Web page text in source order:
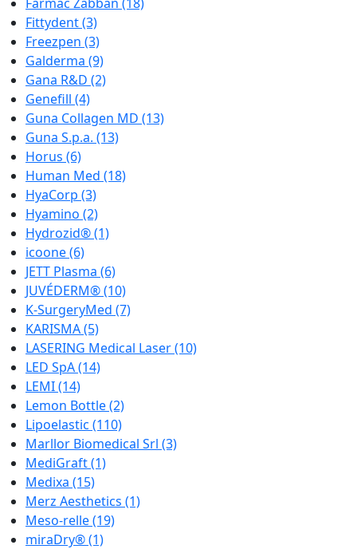
Fittydent(3)
Freezpen (3)
Galderma (9)
Gana R&D (2)
Genefill (4)
Guna Collagen MD (13)
Guna S.p.a. (13)
Horus (6)
Human Med (18)
HyaCorp (3)
Hyamino (2)
Hydrozid®(1)
icoone(6)
JETT Plasma (6)
JUVÉDERM®(10)
K-SurgeryMed (7)
KARISMA(5)
LASERING Medical Laser(10)
LED SpA(14)
LEMI(14)
Lemon Bottle(2)
Lipoelastic (110)
Marllor Biomedical Srl (3)
MediGraft(1)
Medixa (15)
Merz Aesthetics (1)
Meso-relle(19)
miraDry®(1)